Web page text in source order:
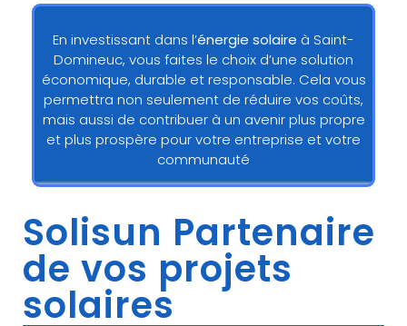
En investissant dans l’énergie solaire à Saint-
Domineuc, vous faites le choix d’une solution
économique, durable et responsable. Cela vous
permettra non seulement de réduire vos coûts,
mais aussi de contribuer à un avenir plus propre
et plus prospère pour votre entreprise et votre
communauté
Solisun Partenaire
de vos projets
solaires